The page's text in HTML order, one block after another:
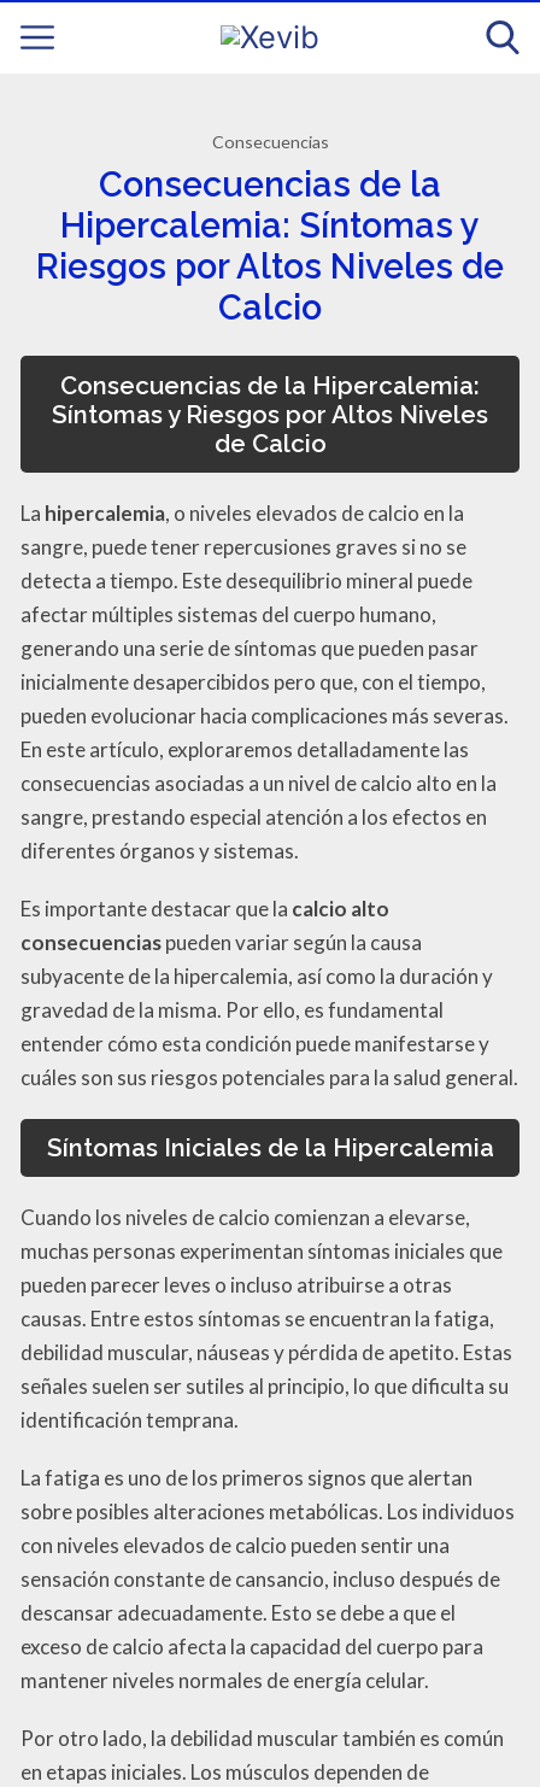
Consecuencias
Consecuencias de la
Hipercalemia: Síntomas y
Riesgos por Altos Niveles de
Calcio
Consecuencias de la Hipercalemia:
Síntomas y Riesgos por Altos Niveles
de Calcio
La hipercalemia, o niveles elevados de calcio en la
sangre, puede tener repercusiones graves si no se
detecta a tiempo. Este desequilibrio mineral puede
afectar múltiples sistemas del cuerpo humano,
generando una serie de síntomas que pueden pasar
inicialmente desapercibidos pero que, con el tiempo,
pueden evolucionar hacia complicaciones más severas.
En este artículo, exploraremos detalladamente las
consecuencias asociadas a un nivel de calcio alto en la
sangre, prestando especial atención a los efectos en
diferentes órganos y sistemas.
Es importante destacar que la calcio alto
consecuenciaspueden variar según la causa
subyacente de la hipercalemia, así como la duración y
gravedad de la misma. Por ello, es fundamental
entender cómo esta condición puede manifestarse y
cuáles son sus riesgos potenciales para la salud general.
Síntomas Iniciales de la Hipercalemia
Cuando los niveles de calcio comienzan a elevarse,
muchas personas experimentan síntomas iniciales que
pueden parecer leves o incluso atribuirse a otras
causas. Entre estos síntomas se encuentran la fatiga,
debilidad muscular, náuseas y pérdida de apetito. Estas
señales suelen ser sutiles al principio, lo que dificulta su
identificación temprana.
La fatiga es uno de los primeros signos que alertan
sobre posibles alteraciones metabólicas. Los individuos
con niveles elevados de calcio pueden sentir una
sensación constante de cansancio, incluso después de
descansar adecuadamente. Esto se debe a que el
exceso de calcio afecta la capacidad del cuerpo para
mantener niveles normales de energía celular.
Por otro lado, la debilidad muscular también es común
en etapas iniciales. Los músculos dependen de